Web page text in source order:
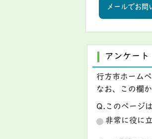
メールでお問
アンケート
行方市ホーム
なお、この欄
Q.このページ
非常に役に